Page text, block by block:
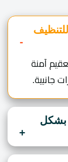
آمنة
جانبية.
بشكل